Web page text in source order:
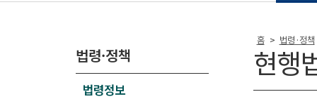
법령·정책
법령정보
홈 > 법령·정책
현행